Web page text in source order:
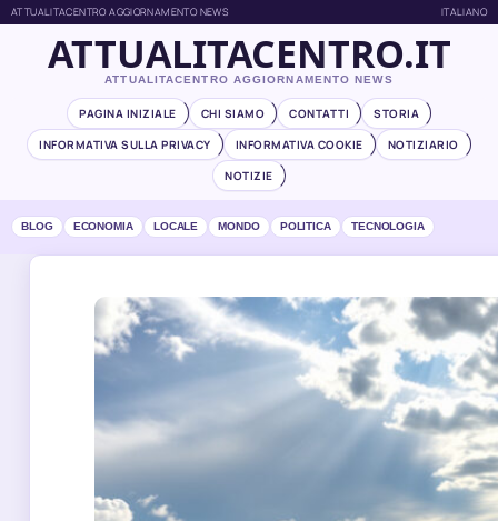
ATTUALITACENTRO AGGIORNAMENTO NEWS ITALIANO
ATTUALITACENTRO.IT
ATTUALITACENTRO AGGIORNAMENTO NEWS
PAGINA INIZIALE CHI SIAMO CONTATTI
STORIA
INFORMATIVA SULLA PRIVACY
INFORMATIVA COOKIE
NOTIZIARIO
NOTIZIE
BLOG ECONOMIA LOCALE MONDO POLITICA TECNOLOGIA